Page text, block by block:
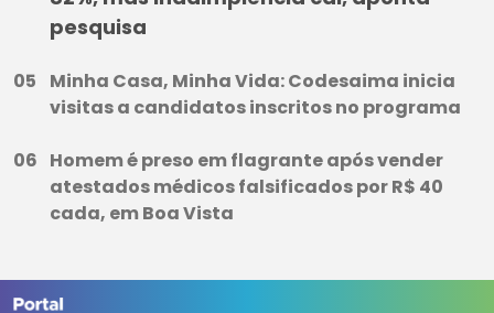
pesquisa
Minha Casa, Minha Vida: Codesaima inicia
visitas a candidatos inscritos no programa
Homem é preso em flagrante após vender
atestados médicos falsificados por R$ 40
cada, em Boa Vista